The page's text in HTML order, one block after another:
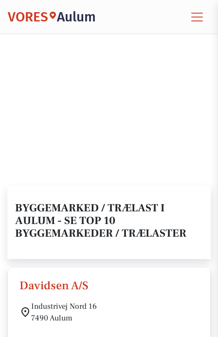
VORES Aulum
BYGGEMARKED / TRÆLAST I
AULUM - SE TOP 10
BYGGEMARKEDER / TRÆLASTER
Davidsen A/S
Industrivej Nord 16
7490 Aulum